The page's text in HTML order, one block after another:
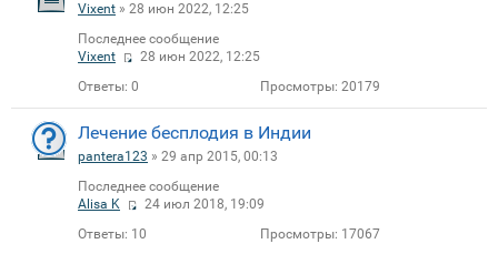
Vixent » 28 июн 2022, 12:25
Последнее сообщение
Vixent
28 июн 2022, 12:25
Ответы: 0 Просмотры: 20179
Лечение бесплодия в Индии
pantera123 » 29 апр 2015, 00:13
Последнее сообщение
Alisa K
24 июл 2018, 19:09
Ответы: 10 Просмотры: 17067